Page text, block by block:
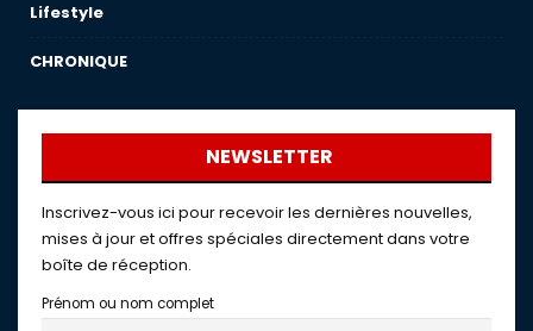
Lifestyle
CHRONIQUE
NEWSLETTER
Inscrivez-vous ici pour recevoir les dernières nouvelles,
mises à jour et offres spéciales directement dans votre
boîte de réception.
Prénom ou nom complet